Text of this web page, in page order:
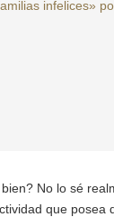
No lo sé
que posea